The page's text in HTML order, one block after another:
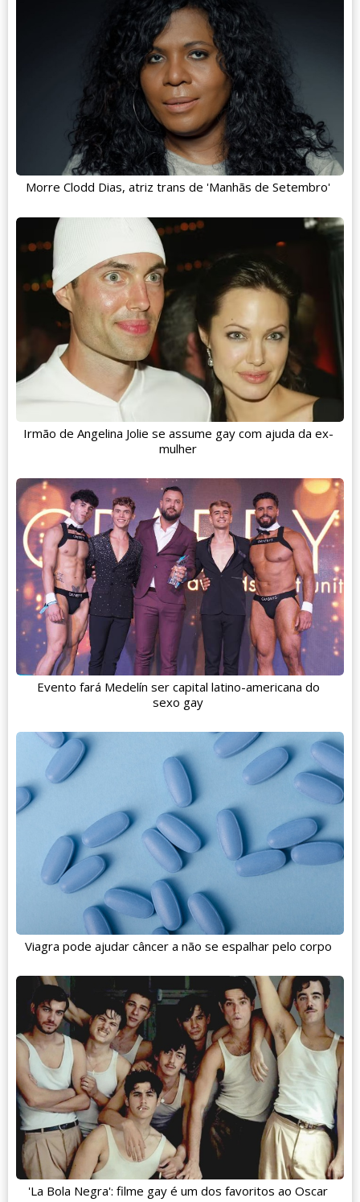
Morre Clodd Dias, atriz trans de 'Manhãs de Setembro'
Irmão de Angelina Jolie se assume gay com ajuda da ex-
mulher
Evento fará Medelín ser capital latino-americana do
sexo gay
Viagra pode ajudar câncer a não se espalhar pelo corpo
'La Bola Negra': filme gay é um dos favoritos ao Oscar